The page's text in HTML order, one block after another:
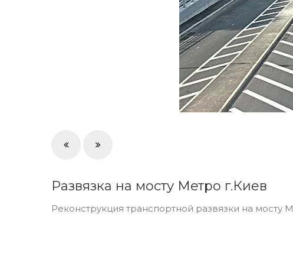
Развязка на мосту Метро г.Киев
Реконструкция транспортной развязки на мосту